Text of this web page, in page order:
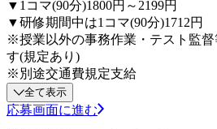
▼1コマ(90分)1800円～2199円
▼研修期間中は1コマ(90分)1712円
※授業以外の事務作業・テスト監督
す(規定あり)
※別途交通費規定支給
全て表示
応募画面に進む